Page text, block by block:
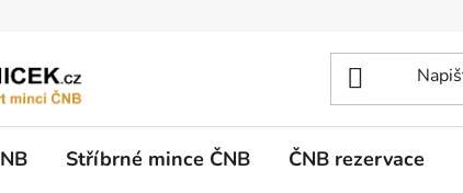
Stříbrné mince ČNB ČNB rezervace